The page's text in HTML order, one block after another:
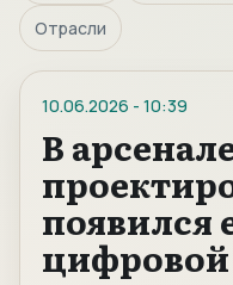
Отрасли
10.06.2026 - 10:39
В
появился